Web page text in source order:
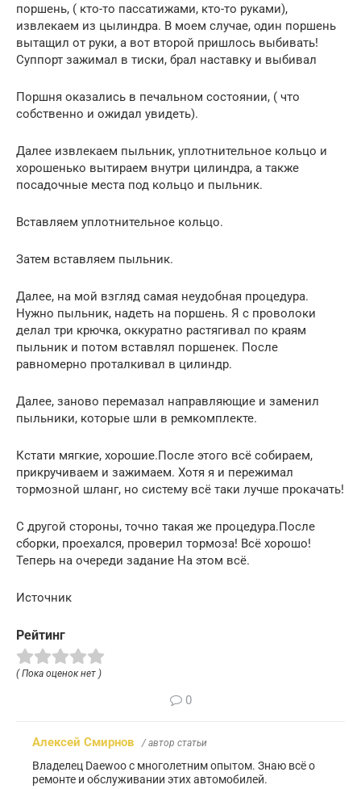
поршень, ( кто-то пассатижами, кто-то руками),
извлекаем из цылиндра. В моем случае, один поршень
вытащил от руки, а вот второй пришлось выбивать!
Суппорт зажимал в тиски, брал наставку и выбивал
Поршня оказались в печальном состоянии, ( что
собственно и ожидал увидеть).
Далее извлекаем пыльник, уплотнительное кольцо и
хорошенько вытираем внутри цилиндра, а также
посадочные места под кольцо и пыльник.
Вставляем уплотнительное кольцо.
Затем вставляем пыльник.
Далее, на мой взгляд самая неудобная процедура.
Нужно пыльник, надеть на поршень. Я с проволоки
делал три крючка, оккуратно растягивал по краям
пыльник и потом вставлял поршенек. После
равномерно проталкивал в цилиндр.
Далее, заново перемазал направляющие и заменил
пыльники, которые шли в ремкомплекте.
Кстати мягкие, хорошие.После этого всё собираем,
прикручиваем и зажимаем. Хотя я и пережимал
тормозной шланг, но систему всё таки лучше прокачать!
С другой стороны, точно такая же процедура.После
сборки, проехался, проверил тормоза! Всё хорошо!
Теперь на очереди задание На этом всё.️
Источник
Рейтинг
( Пока оценок нет )
0
Алексей Смирнов / автор статьи
Владелец Daewoo с многолетним опытом. Знаю всё о
ремонте и обслуживании этих автомобилей.